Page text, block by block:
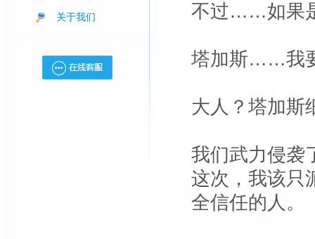
关于我们 不过……如果
塔加斯……我
大人？塔加斯
我们武力侵袭
这次，我该
全信任的人。